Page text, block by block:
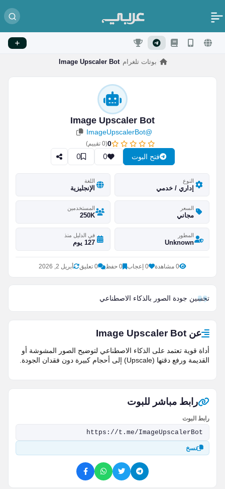
بوتات تلغرام Image Upscaler Bot
Image Upscaler Bot
@ImageUpscalerBot
0
(
0 تقييم)
فتح البوت 0
0
النوع
إداري / خدمي
اللغة
الإنجليزية
السعر
مجاني
المستخدمين
250K
المطور
Unknown
في الدليل منذ
127 يوم
0 مشاهدة 0 إعجاب 0 حفظ 0 تعليق أبريل 2, 2026
تحسين جودة الصور بالذكاء الاصطناعي
عن Image Upscaler Bot
أداة قوية تعتمد على الذكاء الاصطناعي لتوضيح الصور المشوشة أو
القديمة ورفع دقتها (Upscale) إلى أحجام كبيرة دون فقدان الجودة.
رابط مباشر للبوت
رابط البوت
نسخ